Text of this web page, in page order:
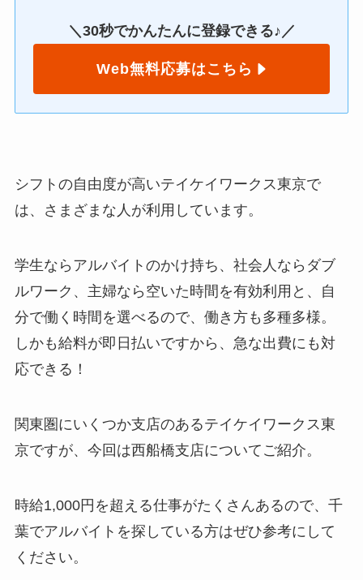
＼30秒でかんたんに登録できる♪／
Web無料応募はこちら
シフトの自由度が高いテイケイワークス東京で
は、さまざまな人が利用しています。
学生ならアルバイトのかけ持ち、社会人ならダブ
ルワーク、主婦なら空いた時間を有効利用と、自
分で働く時間を選べるので、働き方も多種多様。
しかも給料が即日払いですから、急な出費にも対
応できる！
関東圏にいくつか支店のあるテイケイワークス東
京ですが、今回は西船橋支店についてご紹介。
時給1,000円を超える仕事がたくさんあるので、千
葉でアルバイトを探している方はぜひ参考にして
ください。